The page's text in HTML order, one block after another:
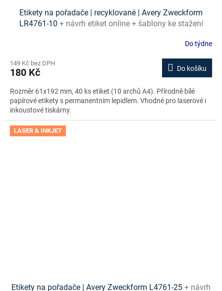
Etikety na pořadače | recyklované | Avery Zweckform
LR4761-10 + návrh etiket online + šablony ke stažení
Do týdne
149 Kč bez DPH
180 Kč Do košíku
Rozměr 61x192 mm, 40 ks etiket (10 archů A4). Přírodně bílé
papírové etikety s permanentním lepidlem. Vhodné pro laserové i
inkoustové tiskárny.
LASER & INKJET
Etikety na pořadače | Avery Zweckform L4761-25 + návrh